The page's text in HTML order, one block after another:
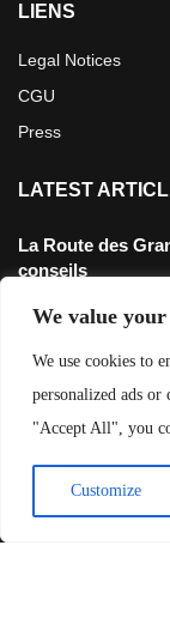
We value
We use cookies to
personalized ads
"Accept All", you
Customize
LIENS
Legal Notices
CGU
Press
LATEST
La Route des
conseils
Défi 3200m: